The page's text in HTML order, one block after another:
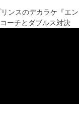
ンスのデカラケ『エン
ーチとダブルス対決